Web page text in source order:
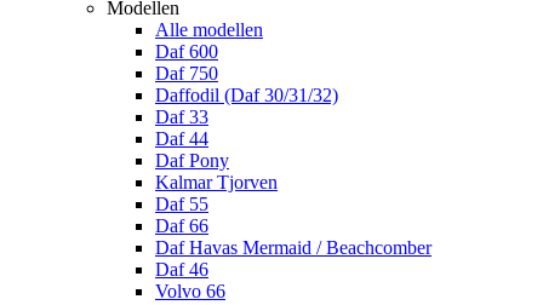
Modellen
Alle modellen
Daf 600
Daf 750
Daffodil (Daf 30/31/32)
Daf 33
Daf 44
Daf Pony
Kalmar Tjorven
Daf 55
Daf 66
Daf Havas Mermaid / Beachcomber
Daf 46
Volvo 66